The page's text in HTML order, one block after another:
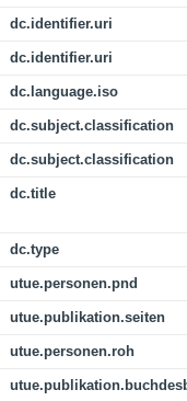
dc.identifier.uri
dc.identifier.uri
dc.language.iso
dc.subject.classification
dc.subject.classification
dc.title
dc.type
utue.personen.pnd
utue.publikation.seiten
utue.personen.roh